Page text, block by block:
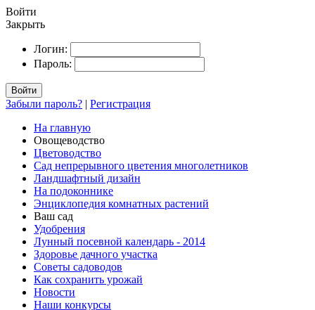
Войти
Закрыть
Логин:
Пароль:
Войти
Забыли пароль? | Регистрация
На главную
Овощеводство
Цветоводство
Сад непрерывного цветения многолетников
Ландшафтный дизайн
На подоконнике
Энциклопедия комнатных растений
Ваш сад
Удобрения
Лунный посевной календарь - 2014
Здоровье дачного участка
Советы садоводов
Как сохранить урожай
Новости
Наши конкурсы